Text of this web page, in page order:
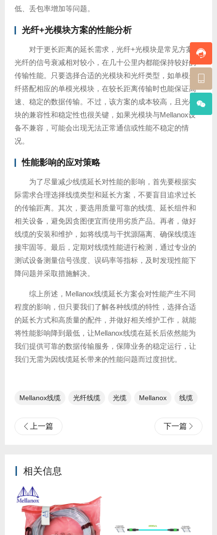
低、丢包率增加等问题。
光纤+光模块方案的性能分析
对于更长距离的延长需求，光纤+光模块是常见方案。
光纤的信号衰减相对较小，在几十公里内都能保持较好的
传输性能。只要选择合适的光模块和光纤类型，如单模光
纤搭配相应的单模光模块，在较长距离传输时也能保证高
速、稳定的数据传输。不过，该方案的成本较高，且光模
块的兼容性和稳定性也很关键，如果光模块与Mellanox设
备不兼容，可能会出现无法正常通信或性能不稳定的情
况。
性能影响的应对策略
为了尽量减少线缆延长对性能的影响，首先要根据实
际需求合理选择线缆类型和延长方案，不要盲目追求过长
的传输距离。其次，要选用质量可靠的线缆、延长组件和
相关设备，避免因贪图便宜而使用劣质产品。再者，做好
线缆的安装和维护，如将线缆与干扰源隔离、确保线缆连
接牢固等。最后，定期对线缆性能进行检测，通过专业的
测试设备测量信号强度、误码率等指标，及时发现性能下
降问题并采取措施解决。
综上所述，Mellanox线缆延长方案会对性能产生不同
程度的影响，但只要我们了解各种线缆的特性，选择合适
的延长方式和高质量的配件，并做好相关维护工作，就能
将性能影响降到最低，让Mellanox线缆在延长后依然能为
我们提供可靠的数据传输服务，保障业务的稳定运行，让
我们无需为因线缆延长带来的性能问题而过度担忧。
Mellanox线缆 光纤线缆​ 光缆 Mellanox 线缆
上一篇 下一篇
相关信息